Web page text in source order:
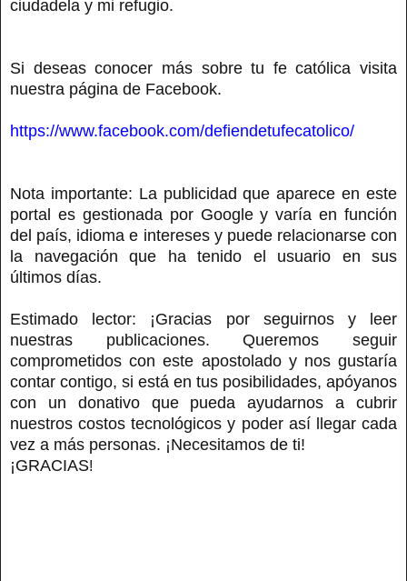
ciudadela y mi refugio.
Si deseas conocer más sobre tu fe católica visita
nuestra página de Facebook.
https://www.facebook.com/defiendetufecatolico/
Nota importante: La publicidad que aparece en este
portal es gestionada por Google y varía en función
del país, idioma e intereses y puede relacionarse con
la navegación que ha tenido el usuario en sus
últimos días.
Estimado lector: ¡Gracias por seguirnos y leer
nuestras publicaciones. Queremos seguir
comprometidos con este apostolado y nos gustaría
contar contigo, si está en tus posibilidades, apóyanos
con un donativo que pueda ayudarnos a cubrir
nuestros costos tecnológicos y poder así llegar cada
vez a más personas. ¡Necesitamos de ti!
¡GRACIAS!